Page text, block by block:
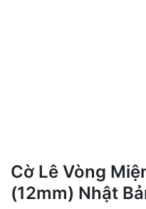
Cờ Lê Vòng
(12mm) Nhật